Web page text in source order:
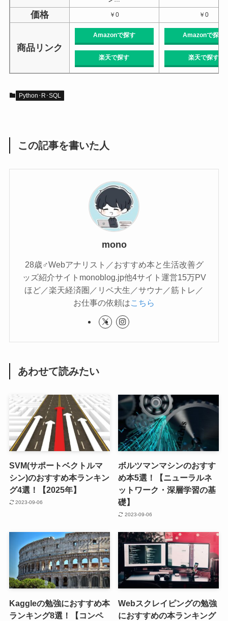
価格 ￥0 ￥0
商品リンク
Amazonで探す
楽天で探す
Amazonで探す
楽天で探す
Python･R･SQL
この記事を書いた人
mono
28歳♂Webアナリスト／おすすめ本と生活改善グ
ッズ紹介サイトmonoblog.jp他4サイト運営15万PV
ほど／楽天経済圏／リベ大生／サウナ／筋トレ／
お仕事の依頼はこちら
あわせて読みたい
SVM(サポートベクトルマ
シン)のおすすめ本ランキン
グ4選！【2025年】
2023-09-06
ボルツマンマシンのおすす
め本5選！【ニューラルネ
ットワーク・深層学習の基
礎】
2023-09-06
Kaggleの勉強におすすめ本
ランキング8選！【コンペ
Webスクレイピングの勉強
におすすめの本ランキング